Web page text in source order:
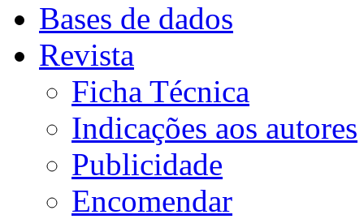
Bases de dados
Revista
Ficha Técnica
Indicações aos autores
Publicidade
Encomendar